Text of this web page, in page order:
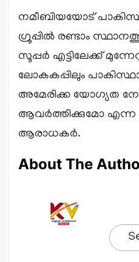
നമീബിയയോട്
ഗ്രൂപ്പിൽ രണ്ടാം
സൂപ്പർ എട്ടിലേക്ക്
ലോകകപ്പിലും
അമേരിക്ക യോഗ്യത
ആവർത്തിക്കുമോ
ആരാധകർ.
About The